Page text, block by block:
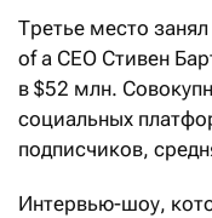
Третье место
of a CEO Стивен
в $52 млн.
социальных
подписчиков,
Интервью-шоу,